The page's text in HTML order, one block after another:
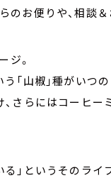
お便りや、相談＆
ジ。
「山椒」種がいつ
、さらにはコーヒ
」というそのライ